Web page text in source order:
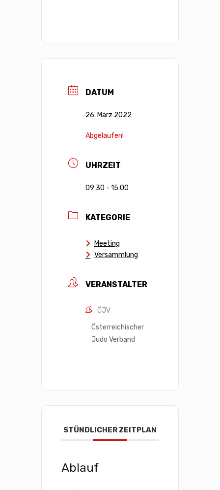
DATUM
26. März 2022
Abgelaufen!
UHRZEIT
09:30 - 15:00
KATEGORIE
Meeting
Versammlung
VERANSTALTER
ÖJV
Österreichischer
Judo Verband
STÜNDLICHER ZEITPLAN
Ablauf